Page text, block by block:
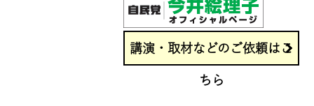
講演・取材などのご依頼はこ
ちら